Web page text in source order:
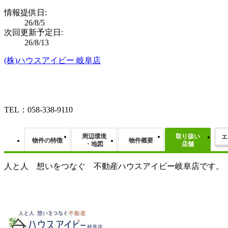
情報提供日:
26/8/5
次回更新予定日:
26/8/13
(株)ハウスアイビー 岐阜店
TEL：058-338-9110
物件の特徴
周辺環境
・地図
物件概要
取り扱い
店舗
人と人 想いをつなぐ 不動産ハウスアイビー岐阜店です。